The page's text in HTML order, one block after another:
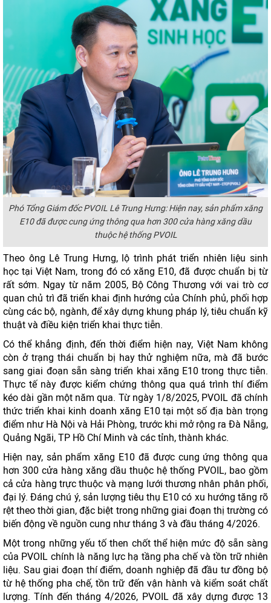
Phó Tổng Giám đốc PVOIL Lê Trung Hưng: Hiện nay, sản phẩm xăng
E10 đã được cung ứng thông qua hơn 300 cửa hàng xăng dầu
thuộc hệ thống PVOIL
Theo ông Lê Trung Hưng, lộ trình phát triển nhiên liệu sinh
học tại Việt Nam, trong đó có xăng E10, đã được chuẩn bị từ
rất sớm. Ngay từ năm 2005, Bộ Công Thương với vai trò cơ
quan chủ trì đã triển khai định hướng của Chính phủ, phối hợp
cùng các bộ, ngành, để xây dựng khung pháp lý, tiêu chuẩn kỹ
thuật và điều kiện triển khai thực tiễn.
Có thể khẳng định, đến thời điểm hiện nay, Việt Nam không
còn ở trạng thái chuẩn bị hay thử nghiệm nữa, mà đã bước
sang giai đoạn sẵn sàng triển khai xăng E10 trong thực tiễn.
Thực tế này được kiểm chứng thông qua quá trình thí điểm
kéo dài gần một năm qua. Từ ngày 1/8/2025, PVOIL đã chính
thức triển khai kinh doanh xăng E10 tại một số địa bàn trọng
điểm như Hà Nội và Hải Phòng, trước khi mở rộng ra Đà Nẵng,
Quảng Ngãi, TP Hồ Chí Minh và các tỉnh, thành khác.
Hiện nay, sản phẩm xăng E10 đã được cung ứng thông qua
hơn 300 cửa hàng xăng dầu thuộc hệ thống PVOIL, bao gồm
cả cửa hàng trực thuộc và mạng lưới thương nhân phân phối,
đại lý. Đáng chú ý, sản lượng tiêu thụ E10 có xu hướng tăng rõ
rệt theo thời gian, đặc biệt trong những giai đoạn thị trường có
biến động về nguồn cung như tháng 3 và đầu tháng 4/2026.
Một trong những yếu tố then chốt thể hiện mức độ sẵn sàng
của PVOIL chính là năng lực hạ tầng pha chế và tồn trữ nhiên
liệu. Sau giai đoạn thí điểm, doanh nghiệp đã đầu tư đồng bộ
từ hệ thống pha chế, tồn trữ đến vận hành và kiểm soát chất
lượng. Tính đến tháng 4/2026, PVOIL đã xây dựng được 13